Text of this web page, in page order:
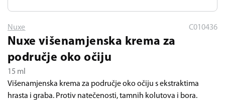
Nuxe C010436
Nuxe višenamjenska krema za
područje oko očiju
15 ml
Višenamjenska krema za područje oko očiju s ekstraktima
hrasta i graba. Protiv natečenosti, tamnih kolutova i bora.